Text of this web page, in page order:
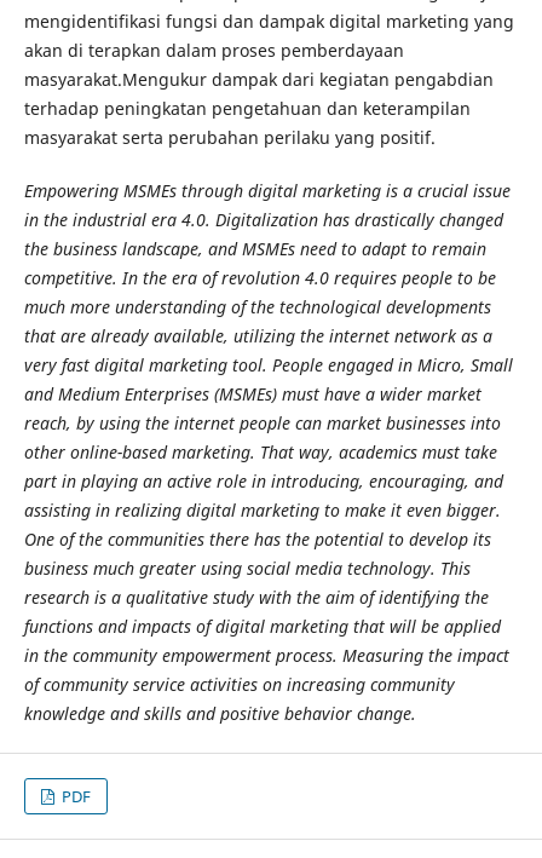
mengidentifikasi fungsi dan dampak digital marketing yang
akan di terapkan dalam proses pemberdayaan
masyarakat.Mengukur dampak dari kegiatan pengabdian
terhadap peningkatan pengetahuan dan keterampilan
masyarakat serta perubahan perilaku yang positif.
Empowering MSMEs through digital marketing is a crucial issue
in the industrial era 4.0. Digitalization has drastically changed
the business landscape, and MSMEs need to adapt to remain
competitive. In the era of revolution 4.0 requires people to be
much more understanding of the technological developments
that are already available, utilizing the internet network as a
very fast digital marketing tool. People engaged in Micro, Small
and Medium Enterprises (MSMEs) must have a wider market
reach, by using the internet people can market businesses into
other online-based marketing. That way, academics must take
part in playing an active role in introducing, encouraging, and
assisting in realizing digital marketing to make it even bigger.
One of the communities there has the potential to develop its
business much greater using social media technology. This
research is a qualitative study with the aim of identifying the
functions and impacts of digital marketing that will be applied
in the community empowerment process. Measuring the impact
of community service activities on increasing community
knowledge and skills and positive behavior change.
PDF